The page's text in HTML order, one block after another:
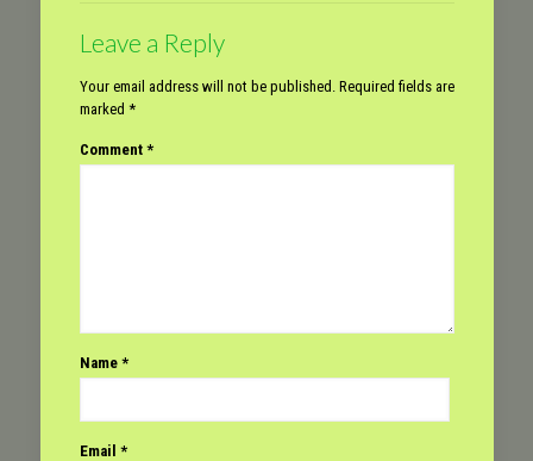
Leave a Reply
Your email address will not be published. Required fields are
marked *
Comment *
Name *
Email *